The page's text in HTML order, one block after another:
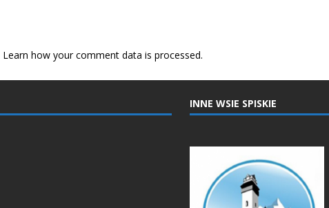
Learn how your comment data is processed.
INNE WSIE SPISKIE